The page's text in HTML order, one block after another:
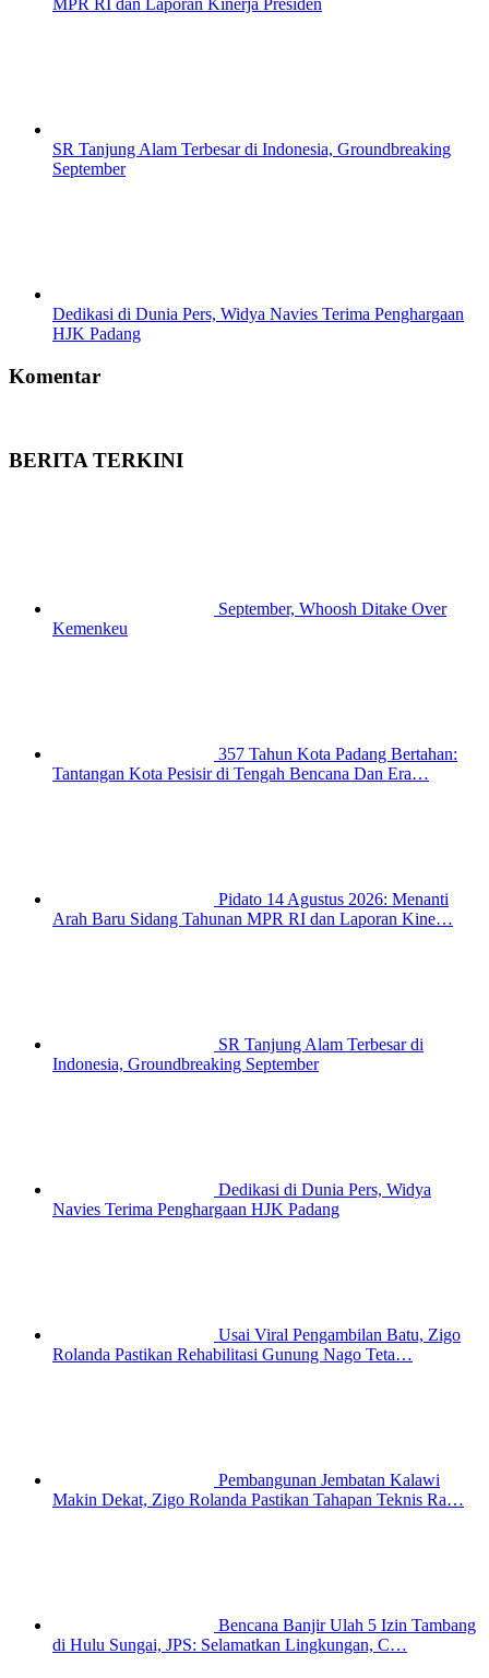
MPR RI dan Laporan Kinerja Presiden
SR Tanjung Alam Terbesar di Indonesia, Groundbreaking
September
Dedikasi di Dunia Pers, Widya Navies Terima Penghargaan
HJK Padang
Komentar
BERITA TERKINI
September, Whoosh Ditake Over
Kemenkeu
357 Tahun Kota Padang Bertahan:
Tantangan Kota Pesisir di Tengah Bencana Dan Era…
Pidato 14 Agustus 2026: Menanti
Arah Baru Sidang Tahunan MPR RI dan Laporan Kine…
SR Tanjung Alam Terbesar di
Indonesia, Groundbreaking September
Dedikasi di Dunia Pers, Widya
Navies Terima Penghargaan HJK Padang
Usai Viral Pengambilan Batu, Zigo
Rolanda Pastikan Rehabilitasi Gunung Nago Teta…
Pembangunan Jembatan Kalawi
Makin Dekat, Zigo Rolanda Pastikan Tahapan Teknis Ra…
Bencana Banjir Ulah 5 Izin Tambang
di Hulu Sungai, JPS: Selamatkan Lingkungan, C…